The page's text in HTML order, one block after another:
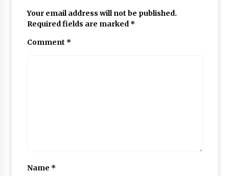
Your email address will not be published.
Required fields are marked *
Comment *
Name *